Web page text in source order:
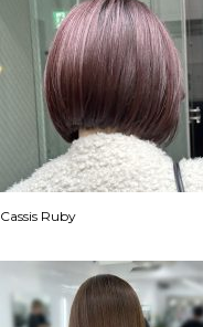
Cassis Ruby